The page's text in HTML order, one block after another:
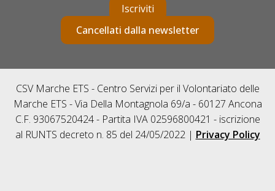
Iscriviti
Cancellati dalla newsletter
CSV Marche ETS - Centro Servizi per il Volontariato delle
Marche ETS - Via Della Montagnola 69/a - 60127 Ancona
C.F. 93067520424 - Partita IVA 02596800421 - iscrizione
al RUNTS decreto n. 85 del 24/05/2022 | Privacy Policy